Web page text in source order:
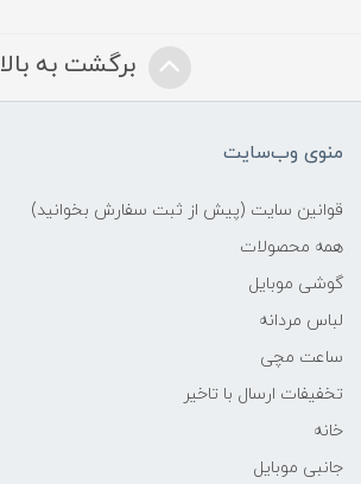
برگشت به بالا
منوی وب‌سایت
قوانین سایت (پیش از ثبت سفارش بخوانید)
همه محصولات
گوشی موبایل
لباس مردانه
ساعت مچی
تخفیفات ارسال با تاخیر
خانه
جانبی موبایل